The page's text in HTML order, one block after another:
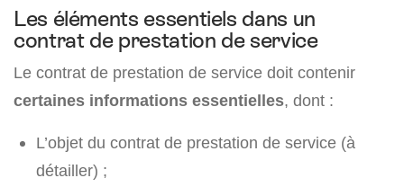
Les éléments essentiels dans un
contrat de prestation de service
Le contrat de prestation de service doit contenir
certaines informations essentielles, dont :
L’objet du contrat de prestation de service (à
détailler) ;